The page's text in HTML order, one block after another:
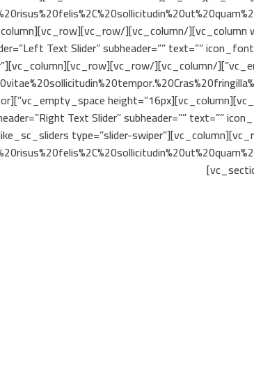
align=”left” header=”Left Text Slider” subheader=”” text=””
height=”16px”][/vc_column][/vc_row][vc_row][vc_column][like_sc_sliders type=”slider-swiper”